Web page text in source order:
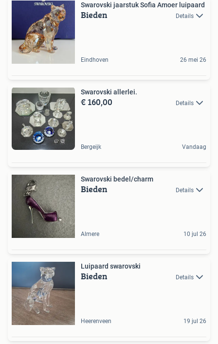
Swarovski jaarstuk Sofia Amoer luipaard
Bieden Details
Eindhoven 26 mei 26
Swarovski allerlei.
€ 160,00 Details
Bergeijk Vandaag
Swarovski bedel/charm
Bieden Details
Almere 10 jul 26
Luipaard swarovski
Bieden Details
Heerenveen 19 jul 26